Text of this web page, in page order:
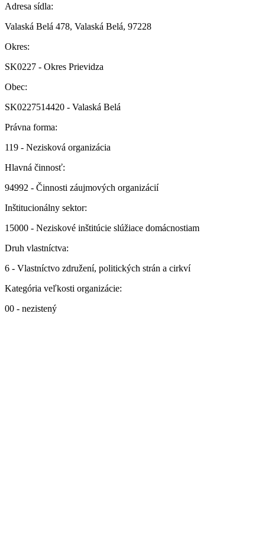
Adresa sídla:
Valaská Belá 478, Valaská Belá, 97228
Okres:
SK0227 - Okres Prievidza
Obec:
SK0227514420 - Valaská Belá
Právna forma:
119 - Nezisková organizácia
Hlavná činnosť:
94992 - Činnosti záujmových organizácií
Inštitucionálny sektor:
15000 - Neziskové inštitúcie slúžiace domácnostiam
Druh vlastníctva:
6 - Vlastníctvo združení, politických strán a cirkví
Kategória veľkosti organizácie:
00 - nezistený